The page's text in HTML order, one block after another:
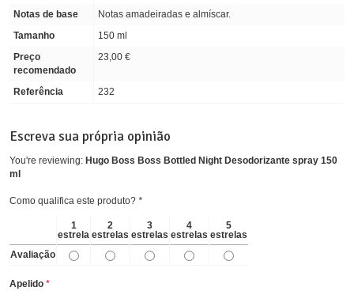
Notas de base
Notas amadeiradas e almíscar.
Tamanho
150 ml
Preço
recomendado
23,00 €
Referência 232
Escreva sua própria opinião
You're reviewing: Hugo Boss Boss Bottled Night Desodorizante spray 150
ml
Como qualifica este produto? *
1
estrela
2
estrelas
3
estrelas
4
estrelas
5
estrelas
Avaliação
Apelido